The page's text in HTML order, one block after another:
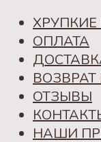
ОПЛАТА
ОТЗЫВЫ
НАШИ